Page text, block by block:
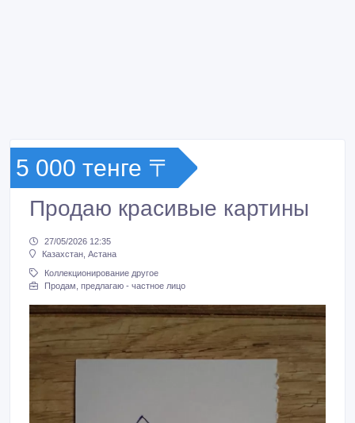
5 000 тенге 〒
Продаю красивые картины
27/05/2026 12:35
Казахстан, Астана
Коллекционирование другое
Продам, предлагаю - частное лицо